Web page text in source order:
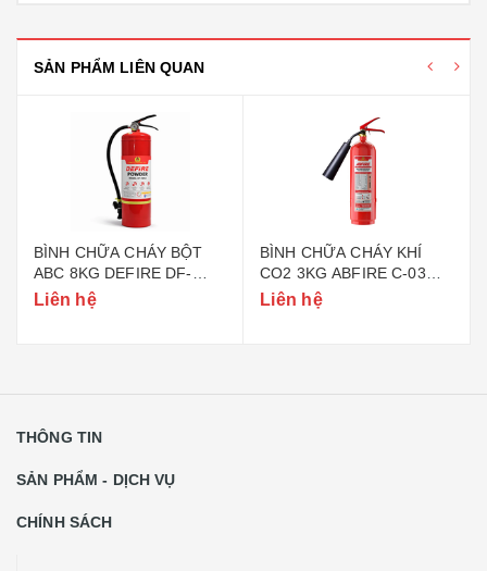
SẢN PHẨM LIÊN QUAN
BÌNH CHỮA CHÁY BỘT
ABC 8KG DEFIRE DF-
ABC8 (BỘ CÔNG AN)
Liên hệ
BÌNH CHỮA CHÁY KHÍ
CO2 3KG ABFIRE C-03
(TEM BỘ CÔNG AN)
Liên hệ
THÔNG TIN
SẢN PHẨM - DỊCH VỤ
CHÍNH SÁCH